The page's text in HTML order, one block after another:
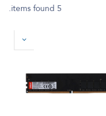
5 items found.